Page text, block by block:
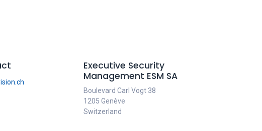
Executive Security
Management ESM SA
Boulevard Carl Vogt 38
1205 Genève
Switzerland